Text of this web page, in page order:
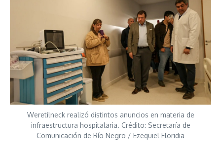
Weretilneck realizó distintos anuncios en materia de
infraestructura hospitalaria. Crédito: Secretaría de
Comunicación de Río Negro / Ezequiel Floridia